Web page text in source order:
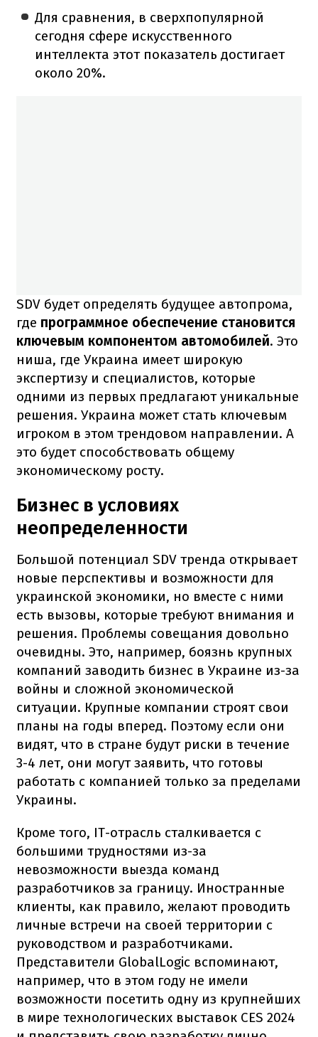
Для сравнения, в сверхпопулярной
сегодня сфере искусственного
интеллекта этот показатель достигает
около 20%.
SDV будет определять будущее автопрома,
где программное обеспечение становится
ключевым компонентом автомобилей. Это
ниша, где Украина имеет широкую
экспертизу и специалистов, которые
одними из первых предлагают уникальные
решения. Украина может стать ключевым
игроком в этом трендовом направлении. А
это будет способствовать общему
экономическому росту.
Бизнес в условиях
неопределенности
Большой потенциал SDV тренда открывает
новые перспективы и возможности для
украинской экономики, но вместе с ними
есть вызовы, которые требуют внимания и
решения. Проблемы совещания довольно
очевидны. Это, например, боязнь крупных
компаний заводить бизнес в Украине из-за
войны и сложной экономической
ситуации. Крупные компании строят свои
планы на годы вперед. Поэтому если они
видят, что в стране будут риски в течение
3-4 лет, они могут заявить, что готовы
работать с компанией только за пределами
Украины.
Кроме того, IT-отрасль сталкивается с
большими трудностями из-за
невозможности выезда команд
разработчиков за границу. Иностранные
клиенты, как правило, желают проводить
личные встречи на своей территории с
руководством и разработчиками.
Представители GlobalLogic вспоминают,
например, что в этом году не имели
возможности посетить одну из крупнейших
в мире технологических выставок CES 2024